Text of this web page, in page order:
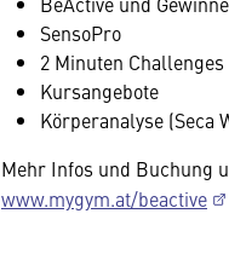
SensoPro
2 Minuten Challenges
Kursangebote
Körperanalyse (Seca
Mehr Infos und Buchung
www.mygym.at/beactive